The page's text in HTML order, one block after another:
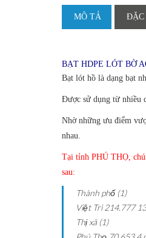
MÔ TẢ ĐẶC
BẠT HDPE LÓT BỜ
Bạt lót hồ là dạng bạt
Được sử dụng từ nhiều
Nhờ những ưu điểm
nhau.
Tại tỉnh PHÚ THỌ,
sau:
Thành phố (1)
Việt Trì 214.777
Thị xã (1)